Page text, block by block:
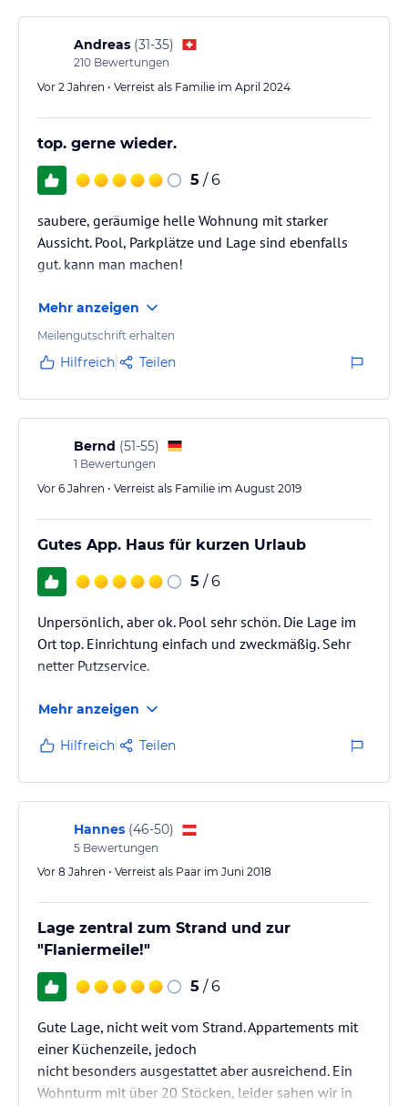
Andreas (31-35)
210 Bewertungen
Vor 2 Jahren • Verreist als Familie im April 2024
top. gerne wieder.
5 / 6
saubere, geräumige helle Wohnung mit starker
Aussicht. Pool, Parkplätze und Lage sind ebenfalls
gut. kann man machen!
Mehr anzeigen
Meilengutschrift erhalten
Hilfreich Teilen
Bernd (51-55)
1 Bewertungen
Vor 6 Jahren • Verreist als Familie im August 2019
Gutes App. Haus für kurzen Urlaub
5 / 6
Unpersönlich, aber ok. Pool sehr schön. Die Lage im
Ort top. Einrichtung einfach und zweckmäßig. Sehr
netter Putzservice.
Mehr anzeigen
Hilfreich Teilen
Hannes (46-50)
5 Bewertungen
Vor 8 Jahren • Verreist als Paar im Juni 2018
Lage zentral zum Strand und zur
"Flaniermeile!"
5 / 6
Gute Lage, nicht weit vom Strand. Appartements mit
einer Küchenzeile, jedoch
nicht besonders ausgestattet aber ausreichend. Ein
Wohnturm mit über 20 Stöcken, leider sahen wir in